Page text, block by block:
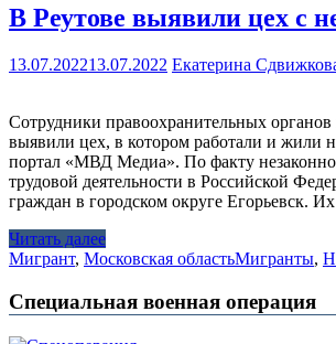
В Реутове выявили цех с
13.07.202213.07.2022 Екатерина
Сотрудники правоохранительных
выявили цех, в котором работали и жили
портал «МВД Медиа». По факту
трудовой деятельности в Российской
граждан в городском округе Егорьевск.
Читать далее
Мигрант, Московская областьМигранты,
Специальная военная операция